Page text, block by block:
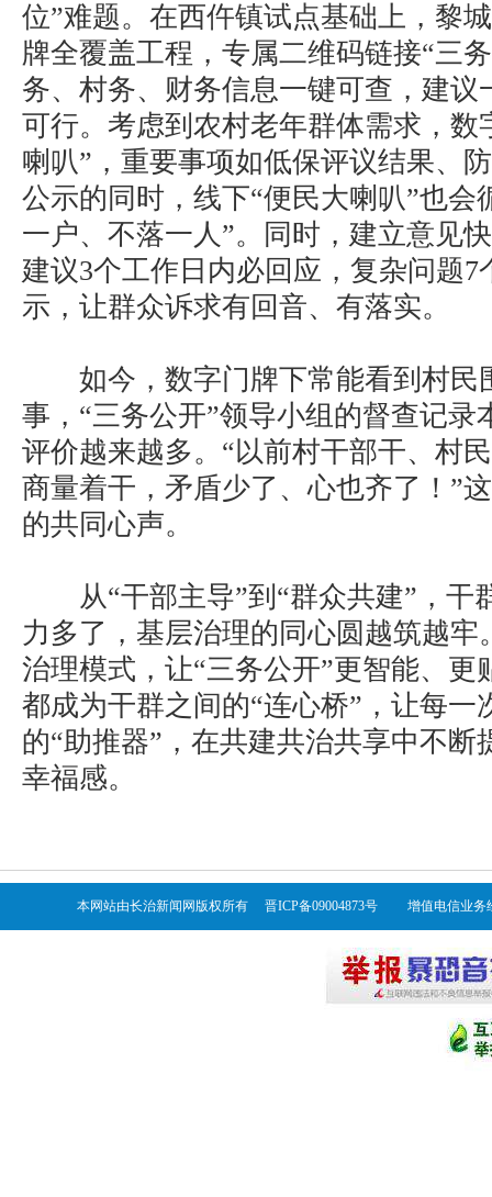
位”难题。在西仵镇试点基础上，黎
牌全覆盖工程，专属二维码链接“三
务、村务、财务信息一键可查，建议
可行。考虑到农村老年群体需求，数
喇叭”，重要事项如低保评议结果、
公示的同时，线下“便民大喇叭”也会
一户、不落一人”。同时，建立意见
建议3个工作日内必回应，复杂问题
示，让群众诉求有回音、有落实。
如今，数字门牌下常能看到村民
事，“三务公开”领导小组的督查记录
评价越来越多。“以前村干部干、村
商量着干，矛盾少了、心也齐了！”
的共同心声。
从“干部主导”到“群众共建”，干
力多了，基层治理的同心圆越筑越牢
治理模式，让“三务公开”更智能、更
都成为干群之间的“连心桥”，让每一
的“助推器”，在共建共治共享中不断
幸福感。
本网站由长治新闻网版权所有 晋ICP备09004873号 增值电信业务